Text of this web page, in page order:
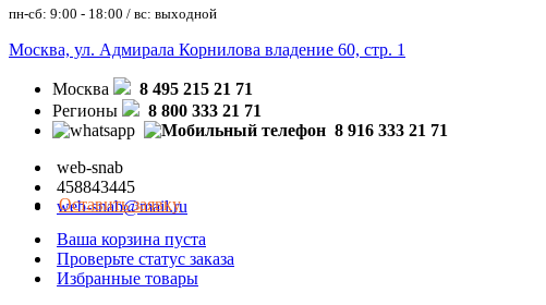
пн-сб: 9:00 - 18:00 / вс: выходной
Москва, ул. Адмирала Корнилова владение 60, стр. 1
Москва
8 495 215 21 71
Регионы
8 800 333 21 71
8 916 333 21 71
web-snab
458843445
web-snab@mail.ru
Оставить заявку
Ваша корзина пуста
Проверьте статус заказа
Избранные товары